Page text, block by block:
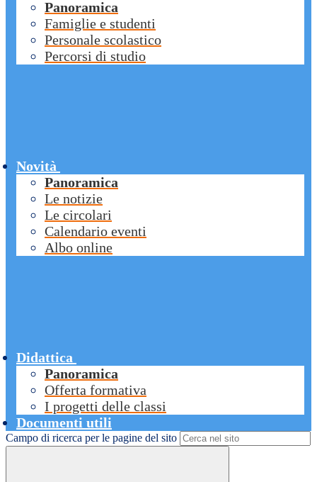
Panoramica
Famiglie e studenti
Personale scolastico
Percorsi di studio
Novità
Panoramica
Le notizie
Le circolari
Calendario eventi
Albo online
Didattica
Panoramica
Offerta formativa
I progetti delle classi
Documenti utili
Campo di ricerca per le pagine del sito